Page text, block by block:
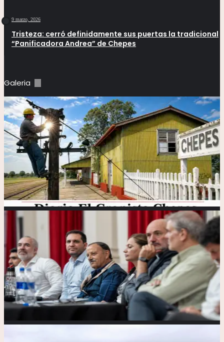
9 marzo, 2026
Tristeza: cerró definidamente sus puertas la tradicional
“Panificadora Andrea” de Chepes
Galeria